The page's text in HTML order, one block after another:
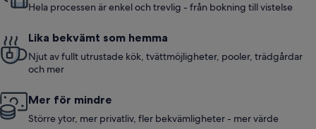
Hela processen är enkel och trevlig - från bokning till vistelse
Lika bekvämt som hemma
Njut av fullt utrustade kök, tvättmöjligheter, pooler, trädgårdar
och mer
Mer för mindre
Större ytor, mer privatliv, fler bekvämligheter - mer värde